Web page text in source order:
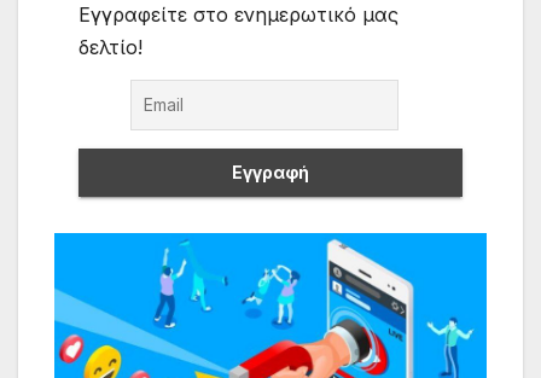
Εγγραφείτε στο ενημερωτικό μας
δελτίο!